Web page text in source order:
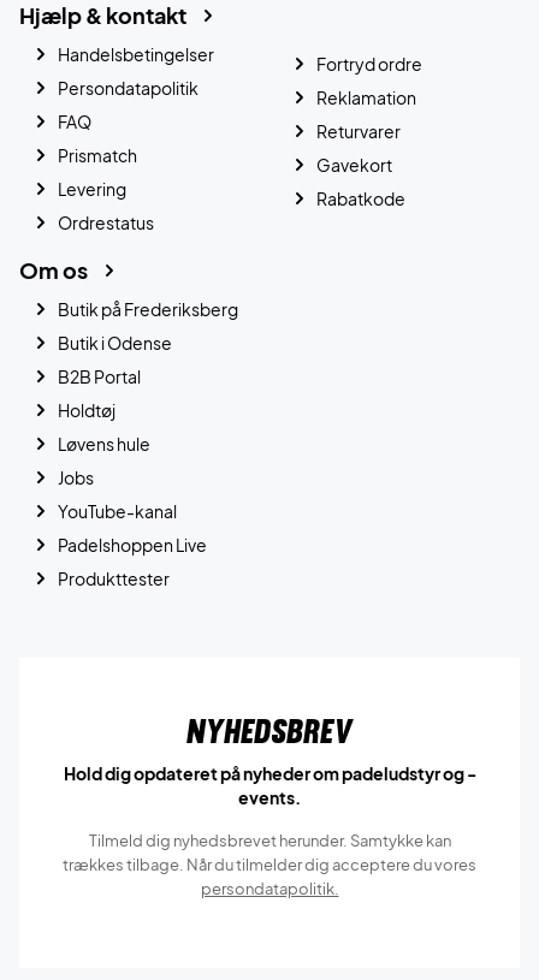
Hjælp & kontakt
Handelsbetingelser
Persondatapolitik
FAQ
Prismatch
Levering
Ordrestatus
Fortryd ordre
Reklamation
Returvarer
Gavekort
Rabatkode
Om os
Butik på Frederiksberg
Butik i Odense
B2B Portal
Holdtøj
Løvens hule
Jobs
YouTube-kanal
Padelshoppen Live
Produkttester
Nyhedsbrev
Hold dig opdateret på nyheder om padeludstyr og -
events.
Tilmeld dig nyhedsbrevet herunder. Samtykke kan
trækkes tilbage. Når du tilmelder dig acceptere du vores
persondatapolitik.